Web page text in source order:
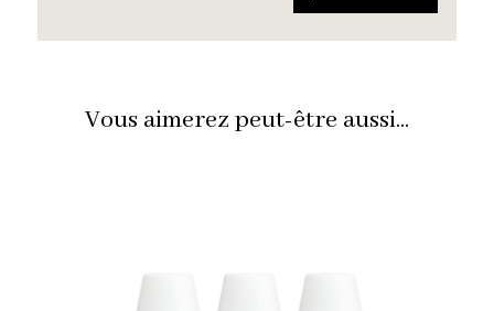
Vous aimerez peut-être aussi...